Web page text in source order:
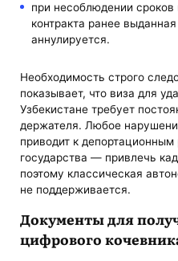
при несоблюдении сроков
контракта ранее
аннулируется.
Необходимость строго
показывает, что виза для
Узбекистане требует
держателя. Любое
приводит к
государства — привлечь
поэтому классическая
не поддерживается.
Документы для
цифрового